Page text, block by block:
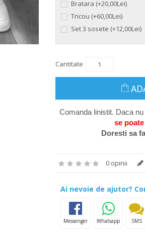
Bratara (+20,00Lei)
Tricou (+60,00Lei)
Set 3 sosete (+12,00Lei)
Cantitate
Comanda linistit. Daca
se
Doresti sa
0 opinii
Ai nevoie de ajutor?
Messenger Whatsapp SMS